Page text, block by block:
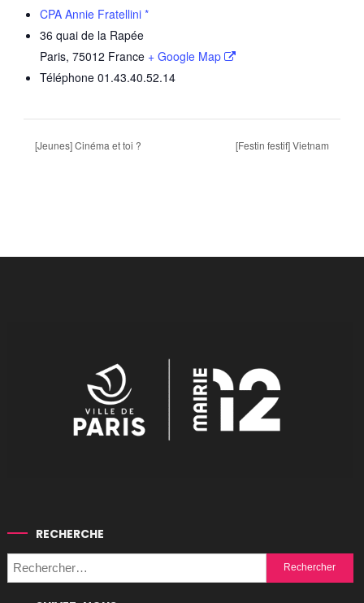
CPA Annie Fratellini *
36 quai de la Rapée
Paris, 75012 France + Google Map
Téléphone 01.43.40.52.14
[Jeunes] Cinéma et toi ? [Festin festif] Vietnam
RECHERCHE
Rechercher :